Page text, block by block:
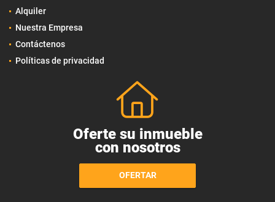
Alquiler
Nuestra Empresa
Contáctenos
Políticas de privacidad
Oferte su inmueble
con nosotros
OFERTAR